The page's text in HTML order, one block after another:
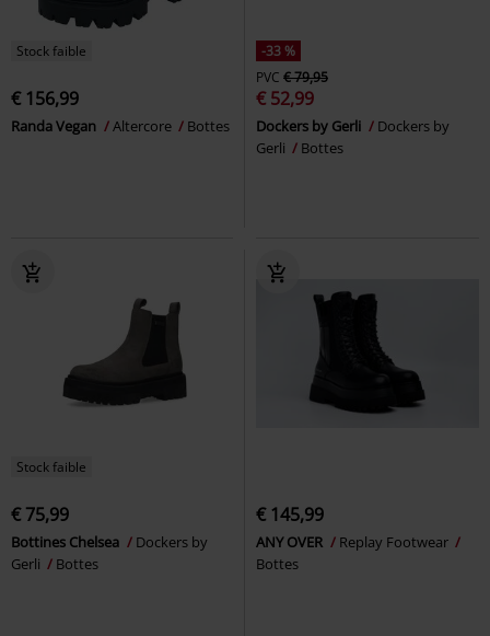
Stock faible
€ 156,99
Randa Vegan Altercore Bottes
-33 %
PVC € 79,95
€ 52,99
Dockers by Gerli
Dockers by
Gerli
Bottes
Stock faible
€ 75,99
Bottines Chelsea
Dockers by
Gerli
Bottes
€ 145,99
ANY OVER
Replay Footwear
Bottes